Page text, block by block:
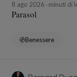
8 ago 2026 minuti di
Parasol
Benessere